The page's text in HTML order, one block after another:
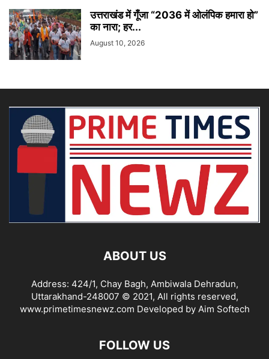
उत्तराखंड में गूँजा “2036 में ओलंपिक हमारा हो”
का नारा; हर...
August 10, 2026
ABOUT US
Address: 424/1, Chay Bagh, Ambiwala Dehradun,
Uttarakhand-248007 © 2021, All rights reserved,
www.primetimesnewz.com Developed by Aim Softech
FOLLOW US